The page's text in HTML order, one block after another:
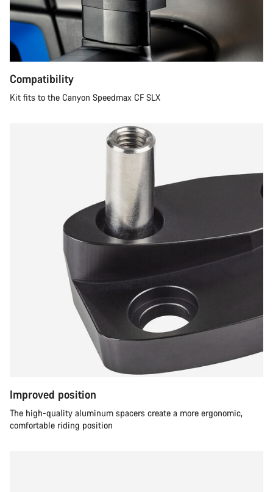
Compatibility
Kit fits to the Canyon Speedmax CF SLX
Improved position
The high-quality aluminum spacers create a more ergonomic,
comfortable riding position